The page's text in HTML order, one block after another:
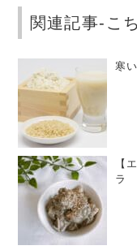
関連記事-こ
寒
【
ラ